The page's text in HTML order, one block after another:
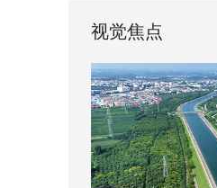
视觉焦点